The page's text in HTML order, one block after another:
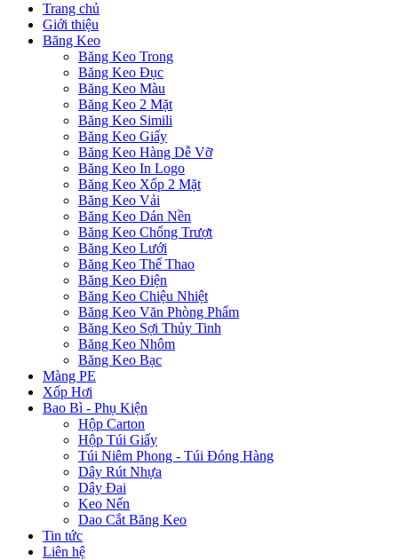
Trang chủ
Giới thiệu
Băng Keo
Băng Keo Trong
Băng Keo Đục
Băng Keo Màu
Băng Keo 2 Mặt
Băng Keo Simili
Băng Keo Giấy
Băng Keo Hàng Dễ Vỡ
Băng Keo In Logo
Băng Keo Xốp 2 Mặt
Băng Keo Vải
Băng Keo Dán Nền
Băng Keo Chống Trượt
Băng Keo Lưới
Băng Keo Thể Thao
Băng Keo Điện
Băng Keo Chiệu Nhiệt
Băng Keo Văn Phòng Phẩm
Băng Keo Sợi Thủy Tinh
Băng Keo Nhôm
Băng Keo Bạc
Màng PE
Xốp Hơi
Bao Bì - Phụ Kiện
Hộp Carton
Hộp Túi Giấy
Túi Niêm Phong - Túi Đóng Hàng
Dây Rút Nhựa
Dây Đai
Keo Nến
Dao Cắt Băng Keo
Tin tức
Liên hệ